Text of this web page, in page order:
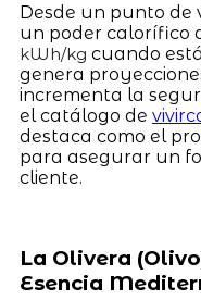
Desde un punto de
un poder calorífico
kWh/kg cuando
genera
incrementa la
el catálogo de
destaca como el
para asegurar un
cliente.
La Olivera
Esencia